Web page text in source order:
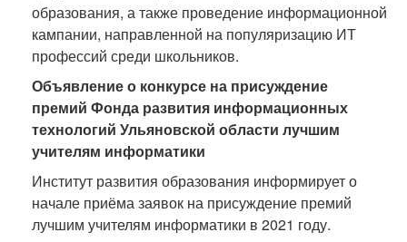
образования, а также проведение информационной
кампании, направленной на популяризацию ИТ
профессий среди школьников.
Объявление о конкурсе на присуждение
премий Фонда развития информационных
технологий Ульяновской области лучшим
учителям информатики
Институт развития образования информирует о
начале приёма заявок на присуждение премий
лучшим учителям информатики в 2021 году.